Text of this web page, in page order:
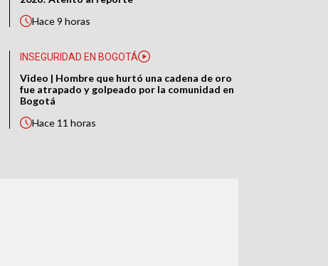
Hace9 horas
INSEGURIDAD EN BOGOTÁ
Video | Hombre que hurtó una cadena de oro
fue atrapado y golpeado por la comunidad en
Bogotá
Hace 11 horas